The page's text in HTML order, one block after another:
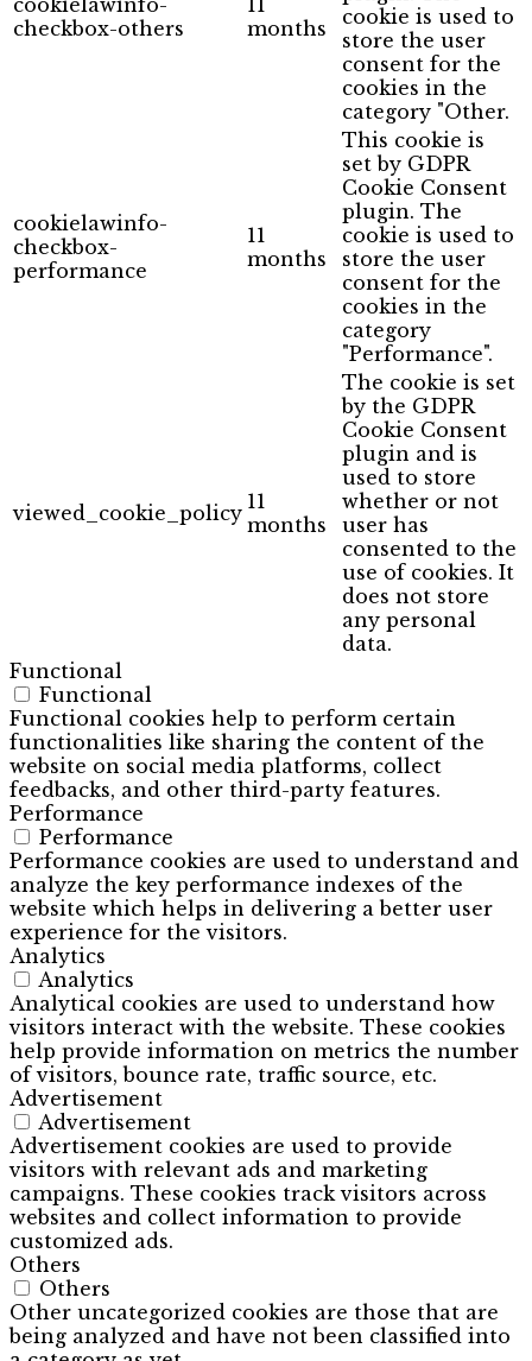
checkbox-others
months
cookie is used to
store the user
consent for the
cookies in the
category "Other.
cookielawinfo-
checkbox-
performance
11
months
This cookie is
set by GDPR
Cookie Consent
plugin. The
cookie is used to
store the user
consent for the
cookies in the
category
"Performance".
viewed_cookie_policy 11
months
The cookie is set
by the GDPR
Cookie Consent
plugin and is
used to store
whether or not
user has
consented to the
use of cookies. It
does not store
any personal
data.
Functional
Functional
Functional cookies help to perform certain
functionalities like sharing the content of the
website on social media platforms, collect
feedbacks, and other third-party features.
Performance
Performance
Performance cookies are used to understand and
analyze the key performance indexes of the
website which helps in delivering a better user
experience for the visitors.
Analytics
Analytics
Analytical cookies are used to understand how
visitors interact with the website. These cookies
help provide information on metrics the number
of visitors, bounce rate, traffic source, etc.
Advertisement
Advertisement
Advertisement cookies are used to provide
visitors with relevant ads and marketing
campaigns. These cookies track visitors across
websites and collect information to provide
customized ads.
Others
Others
Other uncategorized cookies are those that are
being analyzed and have not been classified into